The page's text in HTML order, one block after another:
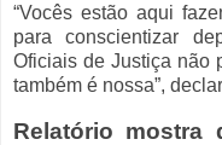
“Vocês estão aqui
para conscientizar
Oficiais de Justiça não
também é nossa”,
Relatório mostra